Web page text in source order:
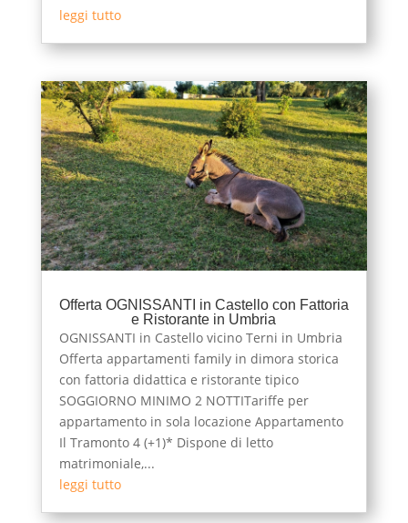
leggi tutto
Offerta OGNISSANTI in Castello con Fattoria
e Ristorante in Umbria
OGNISSANTI in Castello vicino Terni in Umbria
Offerta appartamenti family in dimora storica
con fattoria didattica e ristorante tipico
SOGGIORNO MINIMO 2 NOTTITariffe per
appartamento in sola locazione Appartamento
Il Tramonto 4 (+1)* Dispone di letto
matrimoniale,...
leggi tutto